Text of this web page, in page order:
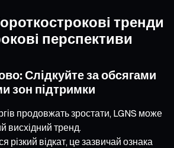
тренди
перспективи
Слідкуйте за обсягами
зон підтримки
продовжать зростати, LGNS може
висхідний тренд.
різкий відкат, це зазвичай ознака